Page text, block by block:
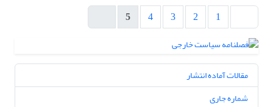
1
2
3
4
5
مقالات آماده انتشار
شماره جاری